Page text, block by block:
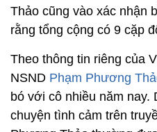
Thảo cũng vào xác nhận
rằng tổng cộng có 9 cặp
Theo thông tin riêng của
NSND Phạm Phương
bó với cô nhiều năm nay.
chuyện tình cảm trên